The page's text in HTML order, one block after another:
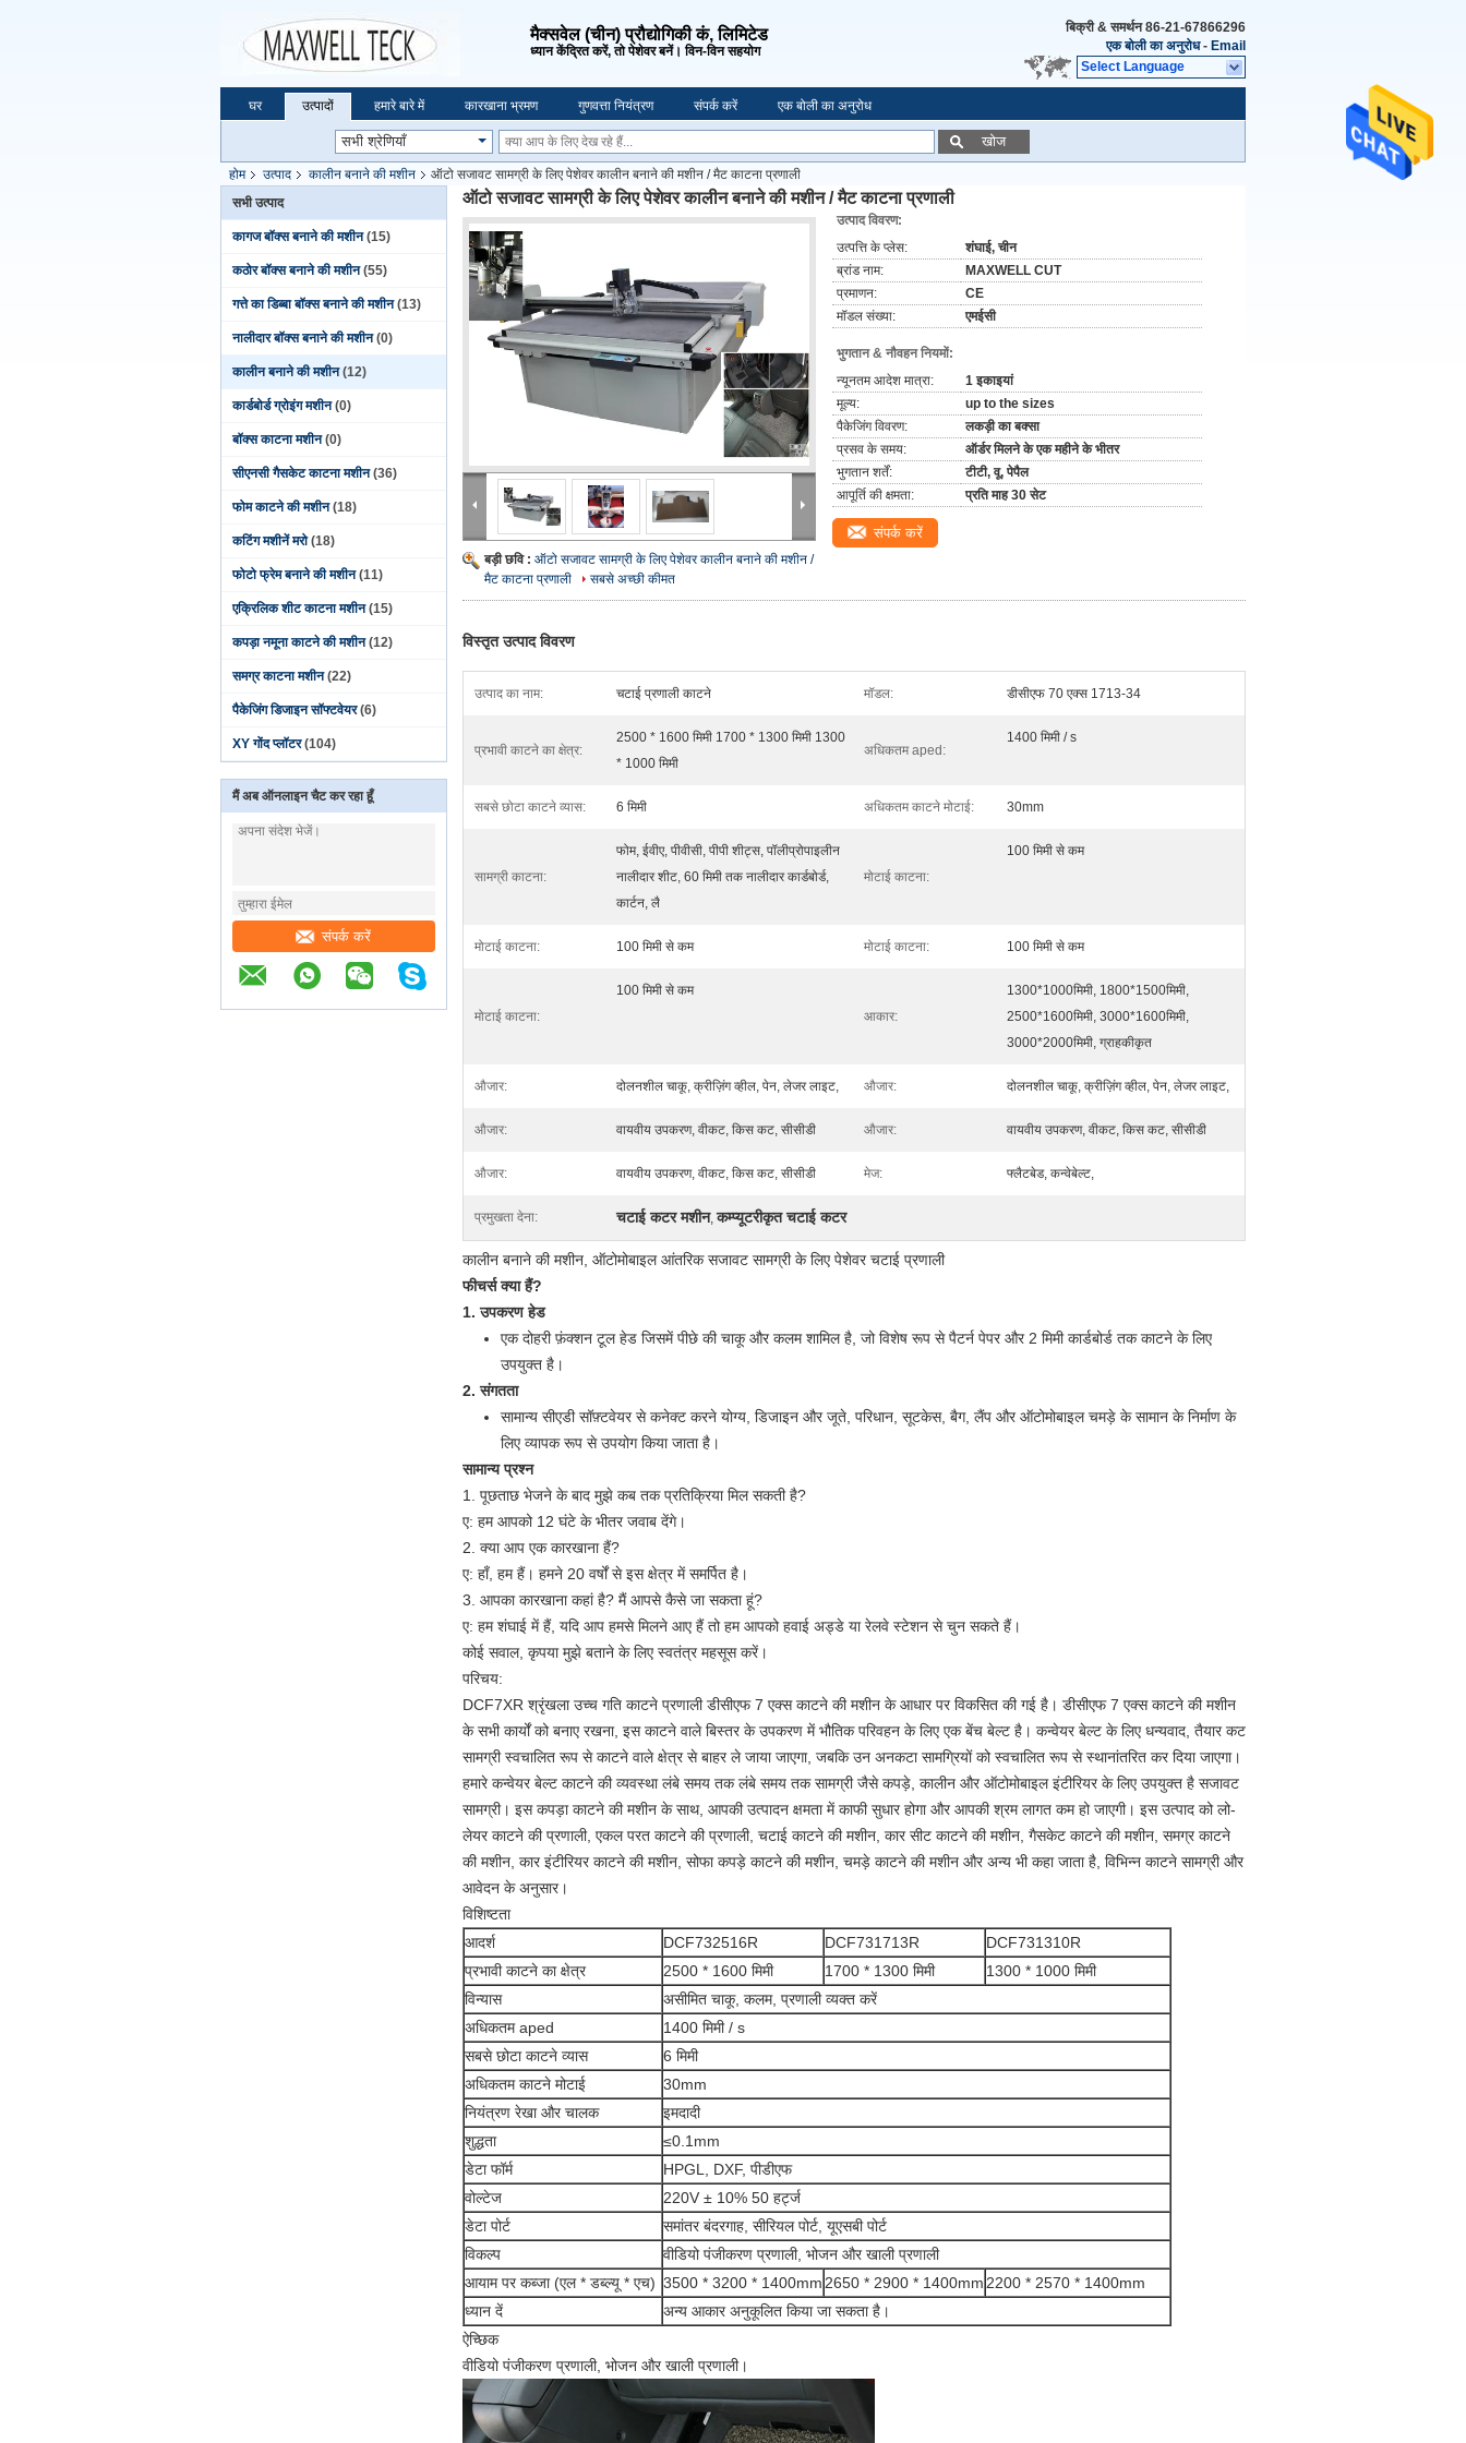
मैक्सवेल (चीन) प्रौद्योगिकी कं, लिमिटेड
ध्यान केंद्रित करें, तो पेशेवर बनें। विन-विन सहयोग
बिक्री & समर्थन86-21-67866296
एक बोली का अनुरोध- Email
Select Language
घर उत्पादों हमारे बारे में कारखाना भ्रमण गुणवत्ता नियंत्रण संपर्क करें एक बोली का अनुरोध
खोज
होम उत्पाद कालीन बनाने की मशीन
ऑटो सजावट सामग्री के लिए पेशेवर कालीन बनाने की मशीन / मैट काटना प्रणाली
सभी उत्पाद
कागज बॉक्स बनाने की मशीन (15)
कठोर बॉक्स बनाने की मशीन (55)
गत्ते का डिब्बा बॉक्स बनाने की मशीन (13)
नालीदार बॉक्स बनाने की मशीन (0)
कालीन बनाने की मशीन (12)
कार्डबोर्ड ग्रोइंग मशीन (0)
बॉक्स काटना मशीन (0)
सीएनसी गैसकेट काटना मशीन (36)
फोम काटने की मशीन (18)
कटिंग मशीनें मरो (18)
फोटो फ्रेम बनाने की मशीन (11)
एक्रिलिक शीट काटना मशीन (15)
कपड़ा नमूना काटने की मशीन (12)
समग्र काटना मशीन (22)
पैकेजिंग डिजाइन सॉफ्टवेयर (6)
XY गोंद प्लॉटर (104)
मैं अब ऑनलाइन चैट कर रहा हूँ
संपर्क करें
ऑटो सजावट सामग्री के लिए पेशेवर कालीन बनाने की मशीन / मैट काटना प्रणाली
बड़ी छवि : ऑटो सजावट सामग्री के लिए पेशेवर कालीन बनाने की मशीन /
मैट काटना प्रणाली
सबसे अच्छी कीमत
उत्पाद विवरण:
उत्पत्ति के प्लेस:
शंघाई, चीन
ब्रांड नाम:
MAXWELL CUT
प्रमाणन:
CE
मॉडल संख्या:
एमईसी
भुगतान & नौवहन नियमों:
न्यूनतम आदेश मात्रा:
1 इकाइयां
मूल्य:
up to the sizes
पैकेजिंग विवरण:
लकड़ी का बक्सा
प्रसव के समय:
ऑर्डर मिलने के एक महीने के भीतर
भुगतान शर्तें:
टीटी, वू, पेपैल
आपूर्ति की क्षमता:
प्रति माह 30 सेट
संपर्क करें
विस्तृत उत्पाद विवरण
उत्पाद का नाम: चटाई प्रणाली काटने मॉडल: डीसीएफ 70 एक्स 1713-34
प्रभावी काटने का क्षेत्र:
2500 * 1600 मिमी 1700 * 1300 मिमी 1300
* 1000 मिमी
अधिकतम aped:
1400 मिमी / s
सबसे छोटा काटने व्यास: 6 मिमी अधिकतम काटने मोटाई: 30mm
सामग्री काटना:
फोम, ईवीए, पीवीसी, पीपी शीट्स, पॉलीप्रोपाइलीन
नालीदार शीट, 60 मिमी तक नालीदार कार्डबोर्ड,
कार्टन, लै
मोटाई काटना:
100 मिमी से कम
मोटाई काटना: 100 मिमी से कम मोटाई काटना: 100 मिमी से कम
मोटाई काटना:
100 मिमी से कम
आकार:
1300*1000मिमी, 1800*1500मिमी,
2500*1600मिमी, 3000*1600मिमी,
3000*2000मिमी, ग्राहकीकृत
औजार: दोलनशील चाकू, क्रीज़िंग व्हील, पेन, लेजर लाइट, औजार: दोलनशील चाकू, क्रीज़िंग व्हील, पेन, लेजर लाइट,
औजार: वायवीय उपकरण, वीकट, किस कट, सीसीडी औजार: वायवीय उपकरण, वीकट, किस कट, सीसीडी
औजार: वायवीय उपकरण, वीकट, किस कट, सीसीडी मेज: फ्लैटबेड, कन्वेबेल्ट,
प्रमुखता देना: चटाई कटर मशीन,कम्प्यूटरीकृत चटाई कटर
कालीन बनाने की मशीन, ऑटोमोबाइल आंतरिक सजावट सामग्री के लिए पेशेवर चटाई प्रणाली
फीचर्स क्या हैं?
1. उपकरण हेड
एक दोहरी फ़ंक्शन टूल हेड जिसमें पीछे की चाकू और कलम शामिल है, जो विशेष रूप से पैटर्न पेपर और 2 मिमी कार्डबोर्ड तक काटने के लिए
उपयुक्त है।
2. संगतता
सामान्य सीएडी सॉफ़्टवेयर से कनेक्ट करने योग्य, डिजाइन और जूते, परिधान, सूटकेस, बैग, लैंप और ऑटोमोबाइल चमड़े के सामान के निर्माण के
लिए व्यापक रूप से उपयोग किया जाता है।
सामान्य प्रश्न
1. पूछताछ भेजने के बाद मुझे कब तक प्रतिक्रिया मिल सकती है?
ए: हम आपको 12 घंटे के भीतर जवाब देंगे।
2. क्या आप एक कारखाना हैं?
ए: हाँ, हम हैं। हमने 20 वर्षों से इस क्षेत्र में समर्पित है।
3. आपका कारखाना कहां है? मैं आपसे कैसे जा सकता हूं?
ए: हम शंघाई में हैं, यदि आप हमसे मिलने आए हैं तो हम आपको हवाई अड्डे या रेलवे स्टेशन से चुन सकते हैं।
कोई सवाल, कृपया मुझे बताने के लिए स्वतंत्र महसूस करें।
परिचय:
DCF7XR श्रृंखला उच्च गति काटने प्रणाली डीसीएफ 7 एक्स काटने की मशीन के आधार पर विकसित की गई है। डीसीएफ 7 एक्स काटने की मशीन
के सभी कार्यों को बनाए रखना, इस काटने वाले बिस्तर के उपकरण में भौतिक परिवहन के लिए एक बेंच बेल्ट है। कन्वेयर बेल्ट के लिए धन्यवाद, तैयार कट
सामग्री स्वचालित रूप से काटने वाले क्षेत्र से बाहर ले जाया जाएगा, जबकि उन अनकटा सामग्रियों को स्वचालित रूप से स्थानांतरित कर दिया जाएगा।
हमारे कन्वेयर बेल्ट काटने की व्यवस्था लंबे समय तक लंबे समय तक सामग्री जैसे कपड़े, कालीन और ऑटोमोबाइल इंटीरियर के लिए उपयुक्त है सजावट
सामग्री। इस कपड़ा काटने की मशीन के साथ, आपकी उत्पादन क्षमता में काफी सुधार होगा और आपकी श्रम लागत कम हो जाएगी। इस उत्पाद को लो-
लेयर काटने की प्रणाली, एकल परत काटने की प्रणाली, चटाई काटने की मशीन, कार सीट काटने की मशीन, गैसकेट काटने की मशीन, समग्र काटने
की मशीन, कार इंटीरियर काटने की मशीन, सोफा कपड़े काटने की मशीन, चमड़े काटने की मशीन और अन्य भी कहा जाता है, विभिन्न काटने सामग्री और
आवेदन के अनुसार।
विशिष्टता
आदर्श
DCF732516R DCF731713R
DCF731310R
प्रभावी काटने का क्षेत्र
2500 * 1600 मिमी 1700 * 1300 मिमी
1300 * 1000 मिमी
विन्यास
असीमित चाकू, कलम, प्रणाली व्यक्त करें
अधिकतम aped
1400 मिमी / s
सबसे छोटा काटने व्यास
6 मिमी
अधिकतम काटने मोटाई
30mm
नियंत्रण रेखा और चालक
इमदादी
शुद्धता
≤0.1mm
डेटा फॉर्म
HPGL, DXF, पीडीएफ
वोल्टेज
220V ± 10% 50 हर्ट्ज
डेटा पोर्ट
समांतर बंदरगाह, सीरियल पोर्ट, यूएसबी पोर्ट
विकल्प
वीडियो पंजीकरण प्रणाली, भोजन और खाली प्रणाली
आयाम पर कब्जा (एल * डब्ल्यू * एच) 3500 * 3200 * 1400mm 2650 * 2900 * 1400mm 2200 * 2570 * 1400mm
ध्यान दें
अन्य आकार अनुकूलित किया जा सकता है।
ऐच्छिक
वीडियो पंजीकरण प्रणाली, भोजन और खाली प्रणाली।